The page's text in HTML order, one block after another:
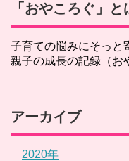
「おやころぐ」と
子育ての悩みにそっと
親子の成長の記録（お
アーカイブ
2020年